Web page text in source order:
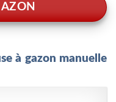
à gazon manuelle